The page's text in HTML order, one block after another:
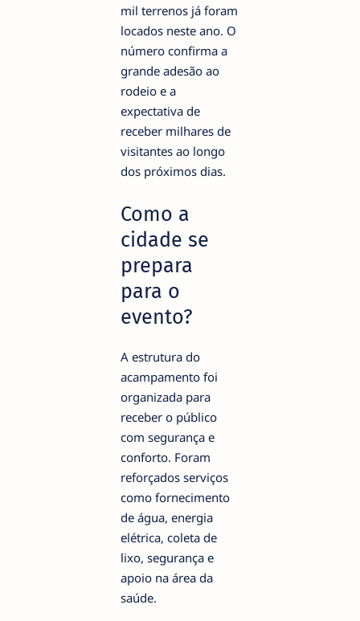
mil terrenos já foram
locados neste ano. O
número confirma a
grande adesão ao
rodeio e a
expectativa de
receber milhares de
visitantes ao longo
dos próximos dias.
Como a
cidade se
prepara
para o
evento?
A estrutura do
acampamento foi
organizada para
receber o público
com segurança e
conforto. Foram
reforçados serviços
como fornecimento
de água, energia
elétrica, coleta de
lixo, segurança e
apoio na área da
saúde.